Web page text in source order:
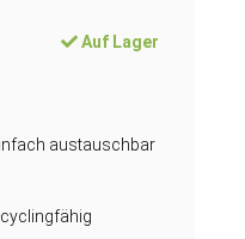
Auf Lager
austauschbar